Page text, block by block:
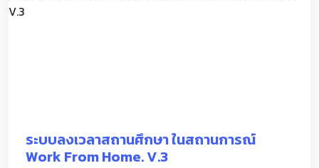
ระบบลงเวลาสถานศึกษา ในสถานการณ์
Work From Home. V.3